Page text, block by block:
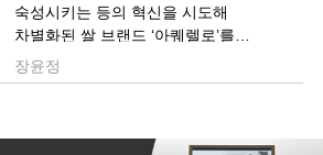
숙성시키는 등의 혁신을 시도해
차별화된 쌀 브랜드 ‘아퀘렐로’를
만들어냈다.
장윤정